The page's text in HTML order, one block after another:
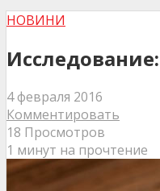
НОВИНИ
4 февраля 2016
Комментировать
18 Просмотров
1 минут на прочтение